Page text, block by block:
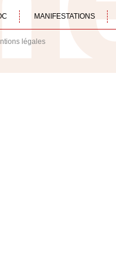
MANIFESTATIONS
légales